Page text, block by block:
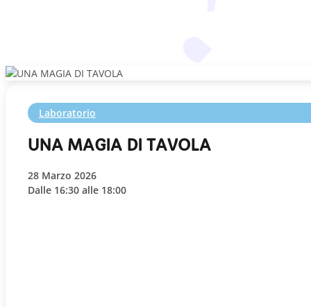
Laboratorio
UNA MAGIA DI TAVOLA
28 Marzo 2026
Dalle 16:30 alle 18:00